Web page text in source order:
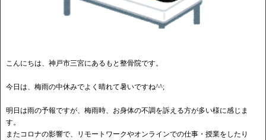
こんにちは、神戸市三宮にあるもと整骨院です。
今日は、梅雨の中休みでよく晴れて暑いですね^^;
明日は雨の予報ですが、梅雨時、お身体の不調を訴える方が多い様に感じま
す。
またコロナの影響で、リモートワークやオンラインでの仕事・授業をしたり